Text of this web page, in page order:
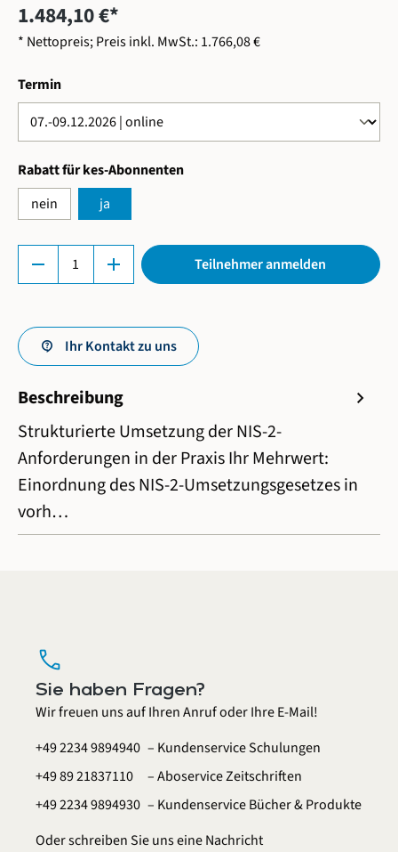
Beschreibung
chevron_right
Strukturierte Umsetzung der NIS-2-
Anforderungen in der Praxis Ihr Mehrwert:
Einordnung des NIS-2-Umsetzungsgesetzes in
vorh…
1.484,10 €*
* Nettopreis; Preis inkl. MwSt.: 1.766,08 €
Terminauswählen
Rabatt für kes-Abonnentenauswählen
nein
ja
Produkt Anzahl: Gib den gewünschten Wert
remove add Teilnehmer anmelden
Ihr Kontakt zu uns
call
Sie haben Fragen?
Wir freuen uns auf Ihren Anruf oder Ihre E-Mail!
+49 2234 9894940 – Kundenservice Schulungen
+49 89 21837110
– Aboservice Zeitschriften
+49 2234 9894930 – Kundenservice Bücher & Produkte
Oder schreiben Sie uns eineNachricht